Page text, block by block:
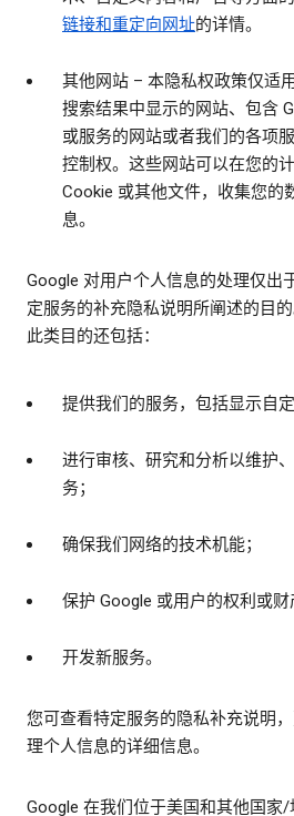
链接和重定向网址的详情。
其他网站 – 本隐私权政策仅适
搜索结果中显示的网站、包含
或服务的网站或者我们的各项
控制权。这些网站可以在您的
Cookie 或其他文件，收集您的
息。
Google 对用户个人信息的处理仅出
定服务的补充隐私说明所阐述的目
此类目的还包括：
提供我们的服务，包括显示自
进行审核、研究和分析以维护
务；
确保我们网络的技术机能；
保护 Google 或用户的权利或财
开发新服务。
您可查看特定服务的隐私补充说明
理个人信息的详细信息。
Google 在我们位于美国和其他国家